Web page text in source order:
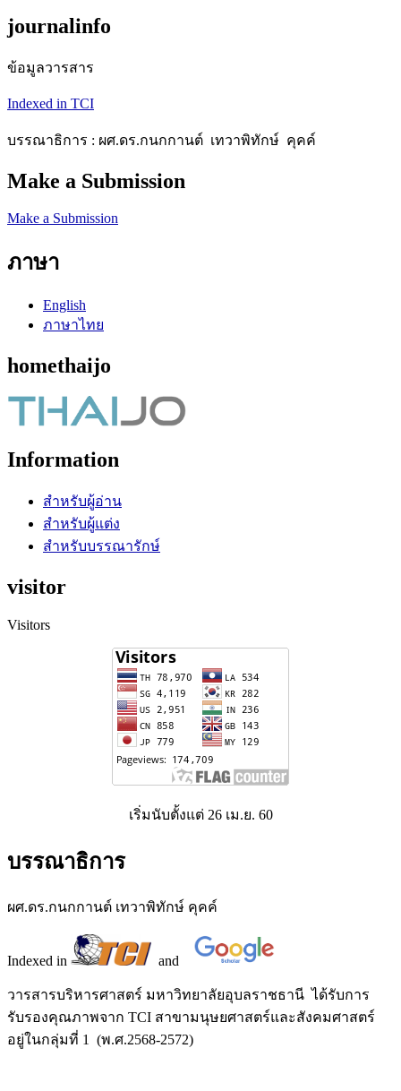
journalinfo
ข้อมูลวารสาร
Indexed in TCI
บรรณาธิการ : ผศ.ดร.กนกกานต์ เทวาพิทักษ์ คุคค์
Make a Submission
Make a Submission
ภาษา
English
ภาษาไทย
homethaijo
Information
สำหรับผู้อ่าน
สำหรับผู้แต่ง
สำหรับบรรณารักษ์
visitor
Visitors
เริ่มนับตั้งแต่ 26 เม.ย. 60
บรรณาธิการ
ผศ.ดร.กนกกานต์ เทวาพิทักษ์ คุคค์
Indexed in and
วารสารบริหารศาสตร์ มหาวิทยาลัยอุบลราชธานี ได้รับการ
รับรองคุณภาพจาก TCI สาขามนุษยศาสตร์และสังคมศาสตร์
อยู่ในกลุ่มที่ 1 (พ.ศ.2568-2572)